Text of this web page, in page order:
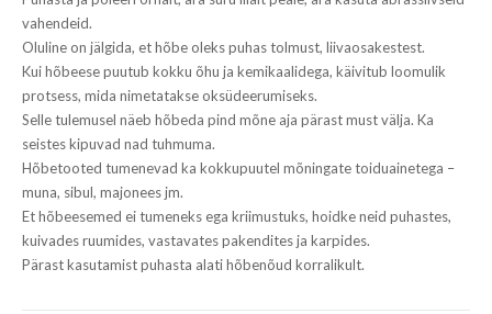
vahendeid.
Oluline on jälgida, et hõbe oleks puhas tolmust, liivaosakestest.
Kui hõbeese puutub kokku õhu ja kemikaalidega, käivitub loomulik
protsess, mida nimetatakse oksüdeerumiseks.
Selle tulemusel näeb hõbeda pind mõne aja pärast must välja. Ka
seistes kipuvad nad tuhmuma.
Hõbetooted tumenevad ka kokkupuutel mõningate toiduainetega –
muna, sibul, majonees jm.
Et hõbeesemed ei tumeneks ega kriimustuks, hoidke neid puhastes,
kuivades ruumides, vastavates pakendites ja karpides.
Pärast kasutamist puhasta alati hõbenõud korralikult.